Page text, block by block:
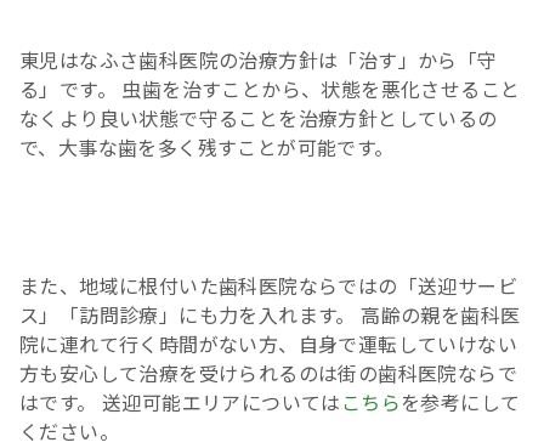
東児はなふさ歯科医院の治療方針は「治す」から「守
る」です。 虫歯を治すことから、状態を悪化させること
なくより良い状態で守ることを治療方針としているの
で、大事な歯を多く残すことが可能です。
また、地域に根付いた歯科医院ならではの「送迎サービ
ス」「訪問診療」にも力を入れます。 高齢の親を歯科医
院に連れて行く時間がない方、自身で運転していけない
方も安心して治療を受けられるのは街の歯科医院ならで
はです。 送迎可能エリアについては こちらを参考にして
ください。